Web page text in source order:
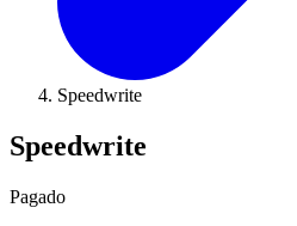
Speedwrite
Speedwrite
Pagado